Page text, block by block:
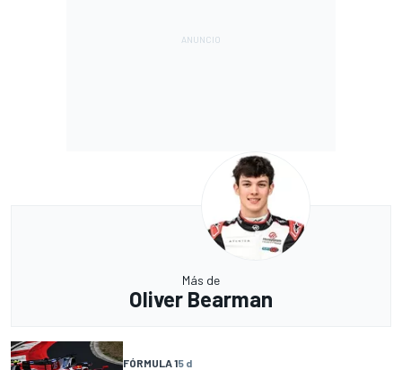
Más de
Oliver Bearman
FÓRMULA 15 d